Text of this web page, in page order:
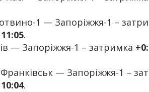
1 — Запоріжжя-1 –
11:05.
— Запоріжжя-1 – затримка
— Запоріжжя-1 –
10:04.